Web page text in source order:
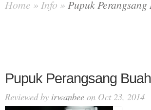
Home » Info » Pupuk
Pupuk Perangsang
Reviewed by irwanbee on Oct 23, 2014